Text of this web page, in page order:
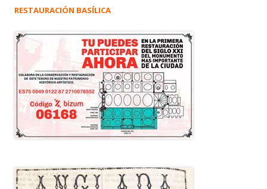
RESTAURACIÓN BASÍLICA